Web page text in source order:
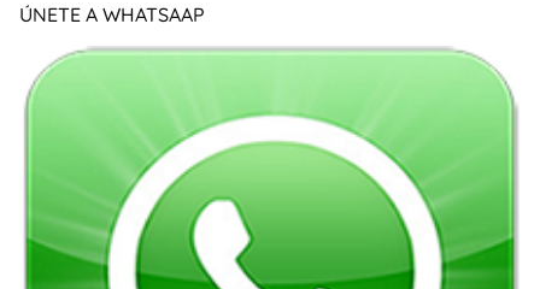
ÚNETE A WHATSAAP